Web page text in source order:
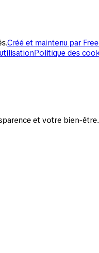
Créé et maintenu par
Politique des
et votre bien-